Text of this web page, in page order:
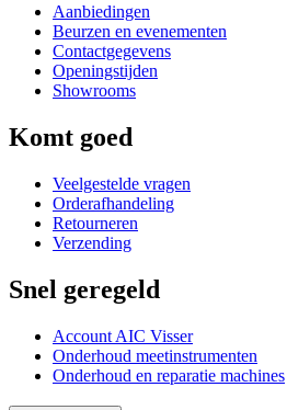
Aanbiedingen
Beurzen en evenementen
Contactgegevens
Openingstijden
Showrooms
Komt goed
Veelgestelde vragen
Orderafhandeling
Retourneren
Verzending
Snel geregeld
Account AIC Visser
Onderhoud meetinstrumenten
Onderhoud en reparatie machines